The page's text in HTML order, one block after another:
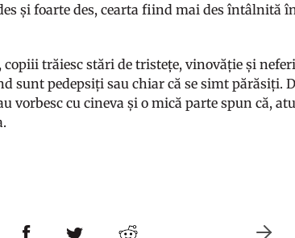
și foarte des, cearta fiind mai des întâlnită
trăiesc stări de tristețe, vinovăție și
sunt pedepsiți sau chiar că se simt părăsiți.
vorbesc cu cineva și o mică parte spun că,